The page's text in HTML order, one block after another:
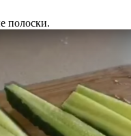
полоски.